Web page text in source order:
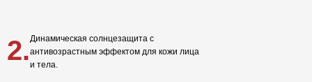
2.Динамическая солнцезащита с
антивозрастным эффектом для кожи лица
и тела.